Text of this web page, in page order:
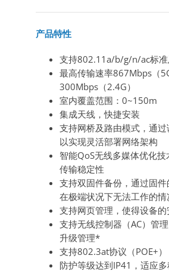
产品特性
支持802.11a/b/g/n/ac标
最高传输速率867Mbps（
300Mbps（2.4G）
室内覆盖范围：0~150m
集成天线，快捷安装
支持网桥及路由模式，通
以实现灵活部署网络架构
智能QoS无线多媒体优化
传输稳定性
支持双固件备份，通过固
在极端状况下无法工作的情
支持网页管理，使得设备
支持无线控制器（AC）管
升级管理*
支持802.3at协议（POE+）
防护等级达到IP41，适应